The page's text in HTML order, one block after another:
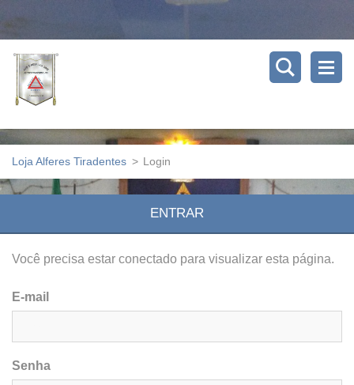
Loja Alferes Tiradentes > Login
ENTRAR
Você precisa estar conectado para visualizar esta página.
E-mail
Senha